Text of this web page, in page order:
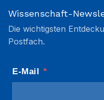
Wissenschaft-
Die wichtigsten
Postfach.